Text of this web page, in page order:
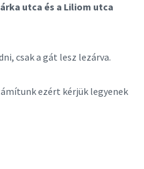
utca és a Liliom utca
csak a gát lesz lezárva.
ezért kérjük legyenek